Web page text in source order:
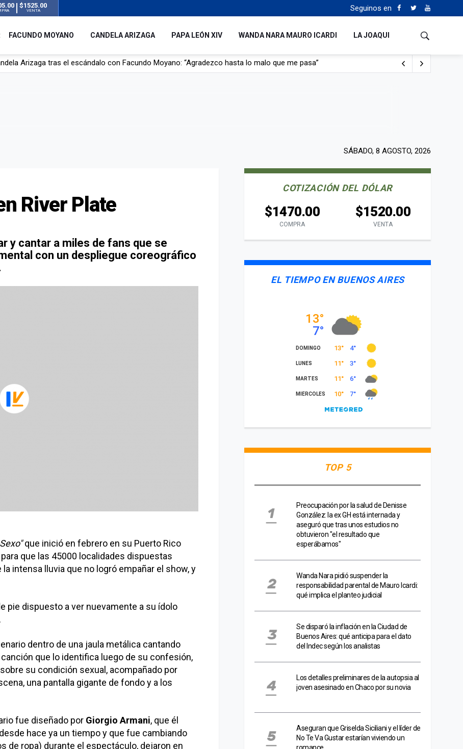
$1525.00
VENTA Seguinos en
FACUNDO MOYANO CANDELA ARIZAGA PAPA LEÓN XIV WANDA NARA MAURO ICARDI LA JOAQUI
por su novia en San Luis: pasó seis días de agonía tras ser rociado con nafta y prendido fuego
SÁBADO, 8 AGOSTO, 2026
River Plate
y cantar a miles de fans que se
con un despliegue coreográfico
que inició en febrero en su Puerto Rico
que las 45000 localidades dispuestas
intensa lluvia que no logró empañar el show, y
pie dispuesto a ver nuevamente a su ídolo
dentro de una jaula metálica cantando
que lo identifica luego de su confesión,
su condición sexual, acompañado por
una pantalla gigante de fondo y a los
fue diseñado por Giorgio Armani, que él
hace ya un tiempo y que fue cambiando
de ropa) durante el espectáculo, dejaron en
COTIZACIÓN DEL DÓLAR
$1470.00
COMPRA
$1520.00
VENTA
EL TIEMPO EN BUENOS AIRES
TOP 5
Preocupación por la salud de Denisse
González: la ex GH está internada y
aseguró que tras unos estudios no
obtuvieron "el resultado que
esperábamos"
Wanda Nara pidió suspender la
responsabilidad parental de Mauro Icardi:
qué implica el planteo judicial
Se disparó la inflación en la Ciudad de
Buenos Aires: qué anticipa para el dato
del Indec según los analistas
Los detalles preliminares de la autopsia al
joven asesinado en Chaco por su novia
Aseguran que Griselda Siciliani y el líder de
No Te Va Gustar estarían viviendo un